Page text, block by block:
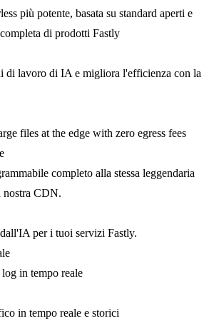
più potente, basata su standard aperti e
di prodotti Fastly
di lavoro di IA e migliora l'efficienza con la
files at the edge with zero egress fees
completo alla stessa leggendaria
nostra CDN.
per i tuoi servizi Fastly.
in tempo reale
in tempo reale e storici